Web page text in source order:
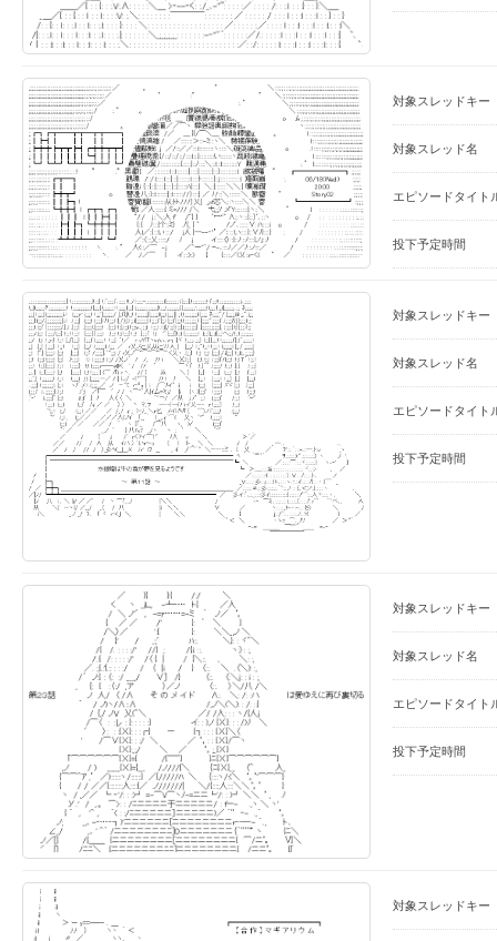
対象スレッドキー
対象スレッド名
エピソードタイト
投下予定時間
対象スレッドキー
対象スレッド名
エピソードタイト
投下予定時間
対象スレッドキー
対象スレッド名
エピソードタイト
投下予定時間
対象スレッドキー